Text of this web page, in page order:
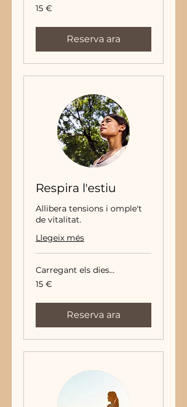
15
euros
15 €
Reserva ara
Respira l'estiu
Allibera tensions i omple't
de vitalitat.
Llegeix més
Carregant els dies...
15
euros
15 €
Reserva ara